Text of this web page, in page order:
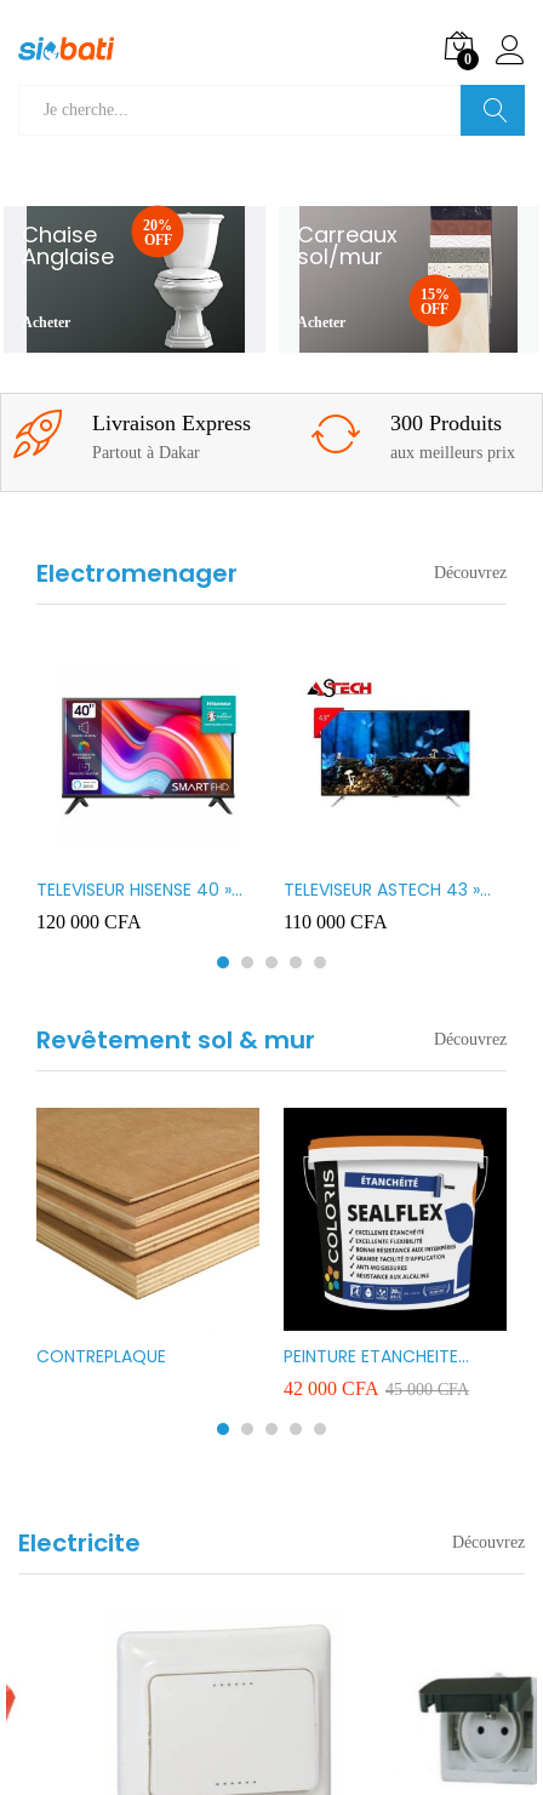
0
Chaise
Anglaise
Acheter
20%
OFF
Carreaux
sol/mur
Acheter
15%
OFF
Livraison Express
Partout à Dakar
300 Produits
aux meilleurs prix
Electromenager Découvrez
TELEVISEUR HISENSE 40 »
LED SMART VIDAA 40A4K
120 000 CFA
TELEVISEUR ASTECH 43 »
LED 43OD15
110 000 CFA
Revêtement sol & mur Découvrez
CONTREPLAQUE
PEINTURE ETANCHEITE
COLORIS SEAFLEX 20KG
COULEUR ROUGE BLANC
VERT ET GRIS
42 000 CFA 45 000CFA
Electricite Découvrez